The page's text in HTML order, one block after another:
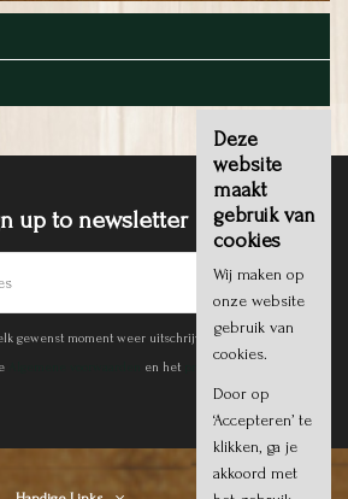
up to newsletter
gewenst moment weer uitschrijven.
en het
Deze
website
maakt
gebruik van
cookies
Wij maken op
onze website
gebruik van
cookies.
Door op
‘Accepteren’ te
klikken, ga je
akkoord met